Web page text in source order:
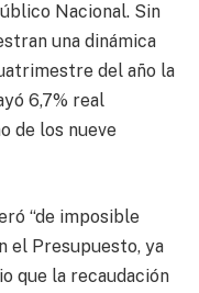
Nacional. Sin
una dinámica
del año la
6,7% real
de los nueve
“de imposible
el Presupuesto, ya
que la recaudación